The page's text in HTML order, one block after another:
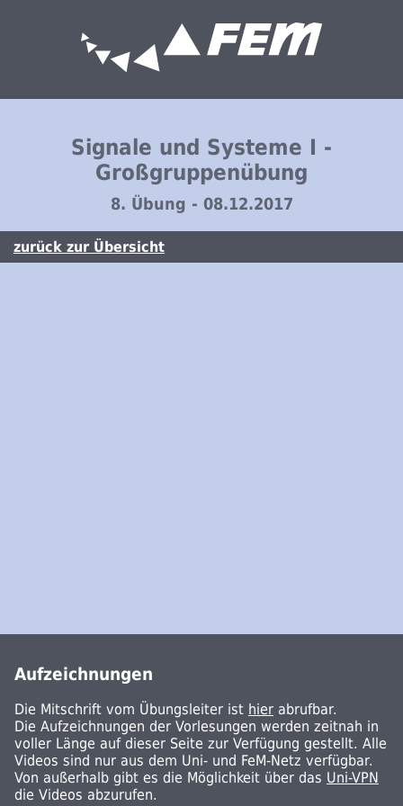
Signale und Systeme I -
Großgruppenübung
8. Übung - 08.12.2017
zurück zur Übersicht
Aufzeichnungen
Die Mitschrift vom Übungsleiter ist hier abrufbar.
Die Aufzeichnungen der Vorlesungen werden zeitnah in
voller Länge auf dieser Seite zur Verfügung gestellt. Alle
Videos sind nur aus dem Uni- und FeM-Netz verfügbar.
Von außerhalb gibt es die Möglichkeit über das Uni-VPN
die Videos abzurufen.